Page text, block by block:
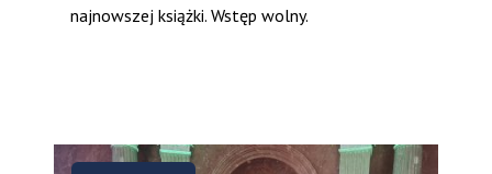
najnowszej książki. Wstęp wolny.